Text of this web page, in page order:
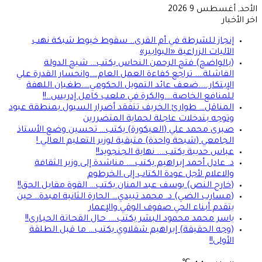
أغسطس 9 2026
الأخبار
إنجاز للشرطة في أم القرى.. سقوط خيوط شبكة نهب
الآليات الزراعية «البوابير»
(بالواضح) فتح الرحمن النحاس يكتب… شبح الدولة
الفاشلة…. تراجع كفاءة العمل العام….وانحسار القدرة علي
الإبتكار…..ضعف عائد التمويل الحكومي….طغيان اللهفة
للمنافع الخاصة….والكرة في ملعب كامل إدريس..!!
المناقل… طوارئ الخريف تتفقد أضرار السيول بمنطقة عبود
وتوجه بتدخلات عاجلة لحماية المتضررين
صبرى محمد علي (العيكورة) يكتب… تحسين وضع الأستاذ
الجامعي (شبحة واحدة) متبقية لوزير التعليم العالي !
عباس حديبة يكتب…. نهاية الجنجويد!!
د. عادل أحمد إبراهيم يكتب…. مناشدة إلى وزير الثقافة
والاعلام لأجل عودة الكتاب إلى الخرطوم
(خارج النص) يوسف عبد المنان يكتب… القوة مقابل الحق!!
(مسارب الضي) د. محمد تبيدي… الحارة الثانية امبدة.. حين
يتقدم أبناء الحي صفوف الوقي والإعمار
ياسر محمد محمود البشر يكتب…. حـال القحـاتة الحيـارى!!
(وجه الحقيقة) إبراهيم شقلاوي يكتب… ما قبل الطلقة
الأولى!!